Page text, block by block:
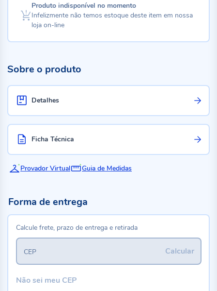
Produto indisponível no momento
Infelizmente não temos estoque deste item em nossa
loja on-line
Sobre o produto
Detalhes
Ficha Técnica
Provador Virtual Guia de Medidas
Forma de entrega
Calcule frete, prazo de entrega e retirada
Calcular
CEP
Não sei meu CEP